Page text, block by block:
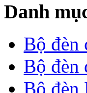
Danh
Bộ đèn
Bộ đèn
Bộ đèn